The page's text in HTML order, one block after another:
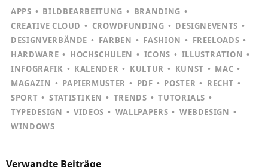
APPS BILDBEARBEITUNG
BRANDING
CREATIVE CLOUD
CROWDFUNDING
DESIGNEVENTS
DESIGNVERBÄNDE
FARBEN FASHION
FREELOADS
HARDWARE
HOCHSCHULEN ICONS
ILLUSTRATION
INFOGRAFIK
KALENDER KULTUR KUNST
MAC
MAGAZIN
PAPIERMUSTER PDF POSTER
RECHT
SPORT
STATISTIKEN TRENDS
TUTORIALS
TYPEDESIGN
VIDEOS WALLPAPERS
WEBDESIGN
WINDOWS
Verwandte Beiträge